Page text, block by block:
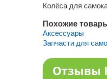
Колёса для
Похожие
Аксессуары
Запчасти для
Отзывы